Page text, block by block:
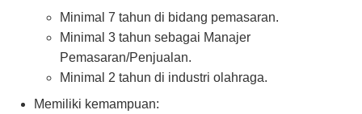
Minimal 7 tahun di bidang pemasaran.
Minimal 3 tahun sebagai Manajer
Pemasaran/Penjualan.
Minimal 2 tahun di industri olahraga.
Memiliki kemampuan: